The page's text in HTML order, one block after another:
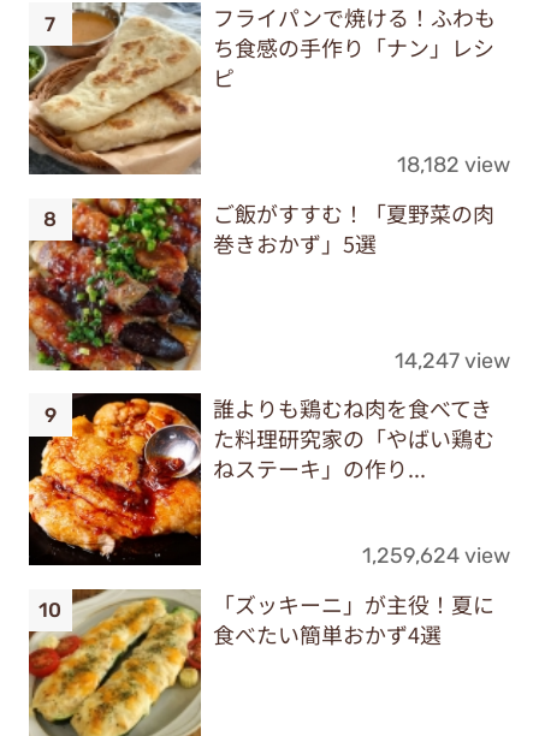
フライパンで焼ける！ふわも
ち食感の手作り「ナン」レシ
ピ
18,182 view
ご飯がすすむ！「夏野菜の肉
巻きおかず」5選
14,247 view
誰よりも鶏むね肉を食べてき
た料理研究家の「やばい鶏む
ねステーキ」の作り...
1,259,624 view
「ズッキーニ」が主役！夏に
食べたい簡単おかず4選